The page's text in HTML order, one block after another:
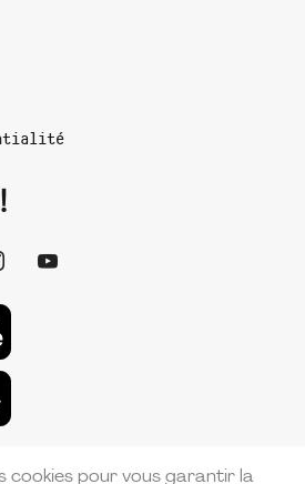
cookies pour vous garantir la